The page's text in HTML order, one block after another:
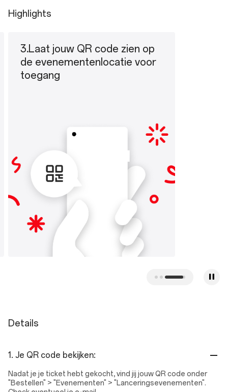
Highlights
3.Laat jouw QR code zien op
de evenementenlocatie voor
toegang
Details
1. Je QR code bekijken:
Nadat je je ticket hebt gekocht, vind jij jouw QR code onder
"Bestellen" > "Evenementen" > "Lanceringsevenementen".